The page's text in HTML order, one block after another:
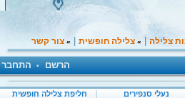
צלילה |
» צלילה חופשית |
» צור קשר
הרשם • התחבר